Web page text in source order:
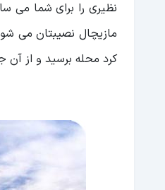
نظیری را برای شما می
کرد محله برسید و از آن